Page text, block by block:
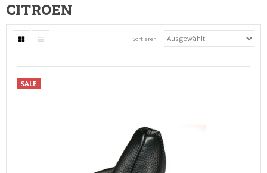
CITROEN
Sortieren
SALE